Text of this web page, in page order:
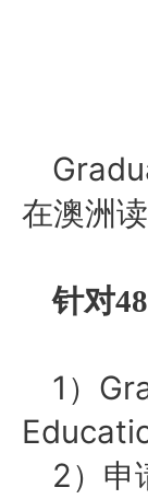
在澳洲
针对
1）
2）申